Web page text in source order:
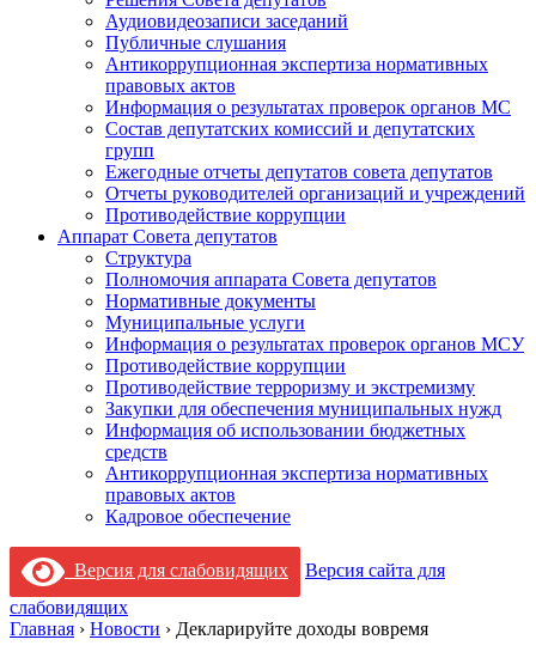
Аудиовидеозаписи заседаний
Публичные слушания
Антикоррупционная экспертиза нормативных
правовых актов
Информация о результатах проверок органов МС
Состав депутатских комиссий и депутатских
групп
Ежегодные отчеты депутатов совета депутатов
Отчеты руководителей организаций и учреждений
Противодействие коррупции
Аппарат Совета депутатов
Структура
Полномочия аппарата Совета депутатов
Нормативные документы
Муниципальные услуги
Информация о результатах проверок органов МСУ
Противодействие коррупции
Противодействие терроризму и экстремизму
Закупки для обеспечения муниципальных нужд
Информация об использовании бюджетных
средств
Антикоррупционная экспертиза нормативных
правовых актов
Кадровое обеспечение
Версия для слабовидящих
Версия сайта для
слабовидящих
Главная › Новости › Декларируйте доходы вовремя